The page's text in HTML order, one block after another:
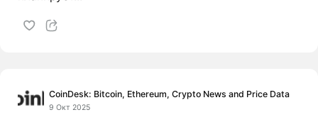
CoinDesk: Bitcoin, Ethereum, Crypto News and Price Data
9 Окт 2025